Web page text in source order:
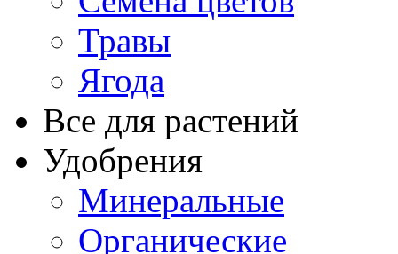
Травы
Ягода
Все для растений
Удобрения
Минеральные
Органические